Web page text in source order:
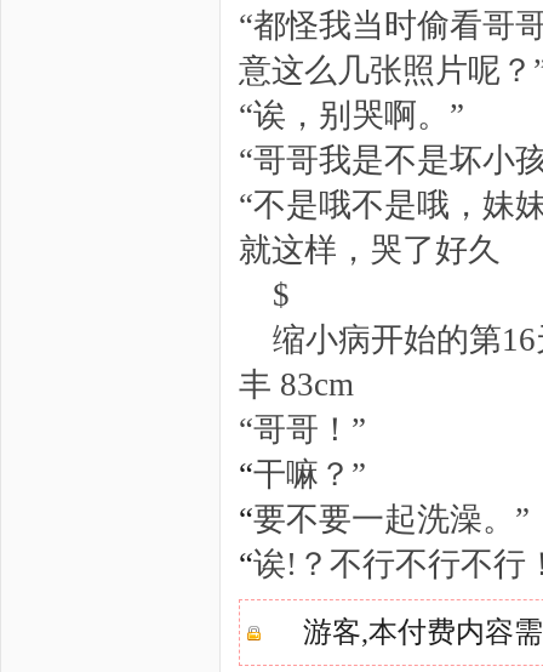
“都怪我当时偷看哥
意这么几张照片呢
“诶，别哭啊。”
“哥哥我是不是坏小
“不是哦不是哦，妹
就这样，哭了好久
$
缩小病开始的第16
丰 83cm
“哥哥！”
“干嘛？”
“要不要一起洗澡。”
“诶!？不行不行不行
游客,本付费内容